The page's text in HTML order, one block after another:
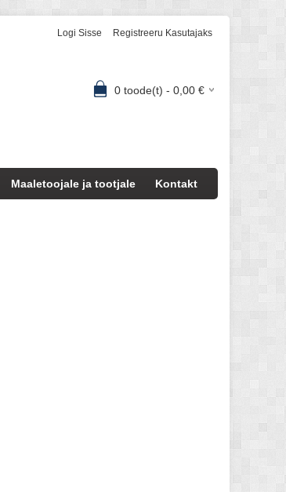
Logi Sisse Registreeru Kasutajaks
0 toode(t) - 0,00 €
Maaletoojale ja tootjale Kontakt